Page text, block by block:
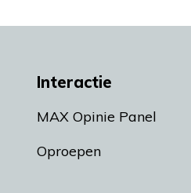
Interactie
MAX Opinie Panel
Oproepen